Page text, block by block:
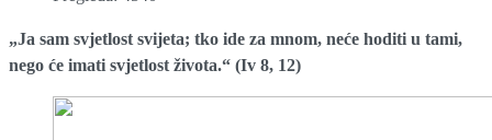
„Ja sam svjetlost svijeta; tko ide za mnom, neće hoditi u tami,
nego će imati svjetlost života.“ (Iv 8, 12)